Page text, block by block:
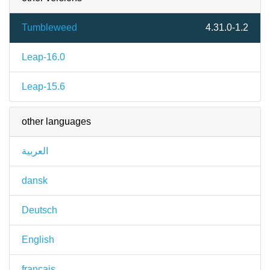
Tumbleweed 4.31.0-1.2
Leap-16.0
Leap-15.6
other languages
العربية
dansk
Deutsch
English